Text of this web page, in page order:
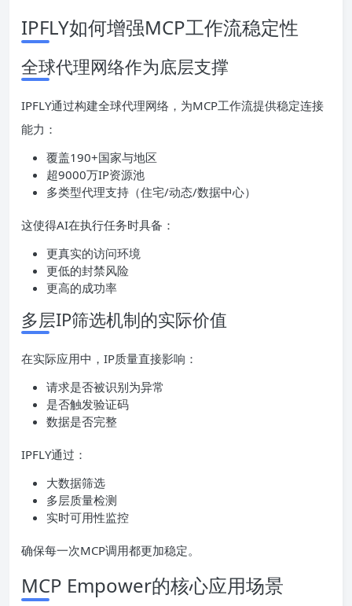
IPFLY如何增强MCP工作流稳定性
全球代理网络作为底层支撑
IPFLY通过构建全球代理网络，为MCP工作流提供稳定连接
能力：
覆盖190+国家与地区
超9000万IP资源池
多类型代理支持（住宅/动态/数据中心）
这使得AI在执行任务时具备：
更真实的访问环境
更低的封禁风险
更高的成功率
多层IP筛选机制的实际价值
在实际应用中，IP质量直接影响：
请求是否被识别为异常
是否触发验证码
数据是否完整
IPFLY通过：
大数据筛选
多层质量检测
实时可用性监控
确保每一次MCP调用都更加稳定。
MCP Empower的核心应用场景